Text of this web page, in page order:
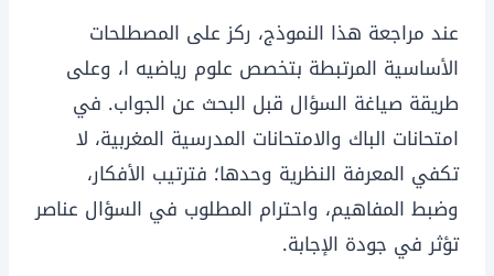
عند مراجعة هذا النموذج، ركز على المصطلحات
الأساسية المرتبطة بتخصص علوم رياضيه ا، وعلى
طريقة صياغة السؤال قبل البحث عن الجواب. في
امتحانات الباك والامتحانات المدرسية المغربية، لا
تكفي المعرفة النظرية وحدها؛ فترتيب الأفكار،
وضبط المفاهيم، واحترام المطلوب في السؤال عناصر
تؤثر في جودة الإجابة.